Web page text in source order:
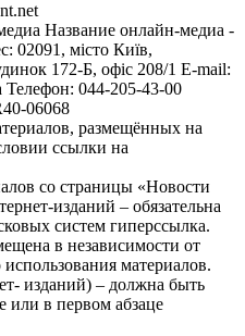
Название онлайн-медиа -
02091, місто Київ,
172-Б, офіс 208/1 E-mail:
Телефон: 044-205-43-00
06068
размещённых на
ссылки на
со страницы «Новости
изданий – обязательна
систем гиперссылка.
в независимости от
материалов.
изданий) – должна быть
или в первом абзаце